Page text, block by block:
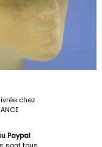
chez
Paypal